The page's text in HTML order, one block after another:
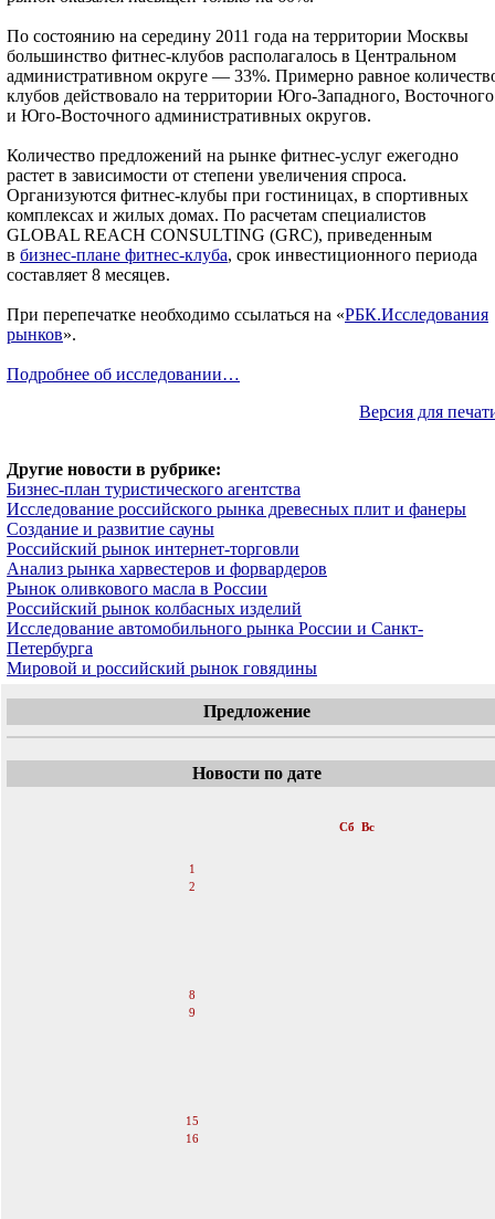
По состоянию на середину 2011 года на территории Москвы
большинство фитнес-клубов располагалось в Центральном
административном округе — 33%. Примерно равное
клубов действовало на территории Юго-Западного, Восточного
и Юго-Восточного административных округов.
Количество предложений на рынке фитнес-услуг ежегодно
растет в зависимости от степени увеличения спроса.
Организуются фитнес-клубы при гостиницах, в спортивных
комплексах и жилых домах. По расчетам специалистов
GLOBAL REACH CONSULTING (GRC), приведенным
в бизнес-плане фитнес-клуба, срок инвестиционного периода
составляет 8 месяцев.
При перепечатке необходимо ссылаться на «РБК.Исследования
рынков».
Подробнее об исследовании…
Версия для
Другие новости в рубрике:
Бизнес-план туристического агентства
Исследование российского рынка древесных плит и фанеры
Создание и развитие сауны
Российский рынок интернет-торговли
Анализ рынка харвестеров и форвардеров
Рынок оливкового масла в России
Российский рынок колбасных изделий
Исследование автомобильного рынка России и Санкт-
Петербурга
Мировой и российский рынок говядины
Предложение
Новости по дате
Сб Вс
1
2
8
9
15
16